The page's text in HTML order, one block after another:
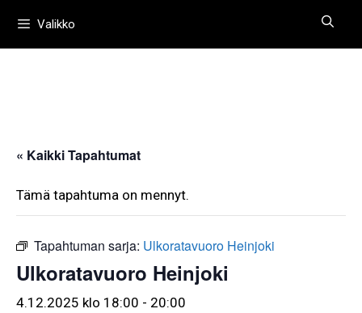
sisältöönValikko
« Kaikki Tapahtumat
Tämä tapahtuma on mennyt.
Tapahtuman sarja: Ulkoratavuoro Heinjoki
Ulkoratavuoro Heinjoki
4.12.2025 klo 18:00 - 20:00